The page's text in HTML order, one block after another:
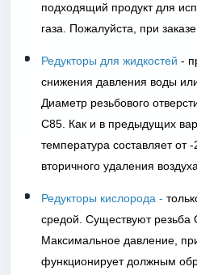
подходящий продукт для
газа. Пожалуйста, при
Редукторы для жидкостей -
снижения давления воды
Диаметр резьбового
C85. Как и в предыдущих
температура составляет от
вторичного удаления воздуха.
Редукторы кислорода -
средой. Существуют резьба
Максимальное давление,
функционирует должным